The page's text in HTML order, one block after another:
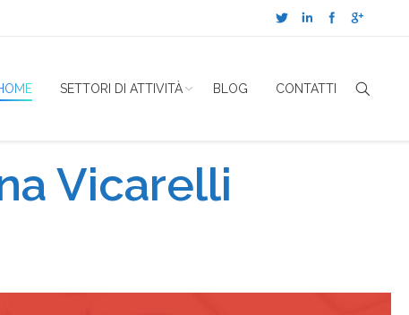
SETTORI DI ATTIVITÀ BLOG CONTATTI
Vicarelli